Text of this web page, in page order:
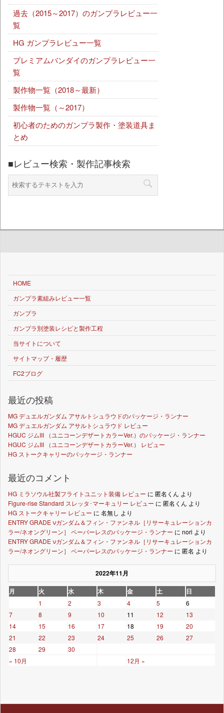
過去（2015～2017）のガンプラレビュー一
覧
HG ガンプラレビュー一覧
プレミアムバンダイのガンプラレビュー一
覧
製作物一覧（2018～最新）
製作物一覧（～2017）
初心者のためのガンプラ製作・塗装道具ま
とめ
■レビュー検索・製作記事検索
HOME
ガンプラ素組みレビュー一覧
ガンプラ
ガンプラ別塗装レシピと製作工程
当サイトについて
サイトマップ・履歴
FC2ブログ
最近の投稿
MG デュエルガンダム アサルトシュラウドのパッケージ・ランナー
MG デュエルガンダム アサルトシュラウド レビュー
HGUC ジムIII （ユニコーンデザートカラーVer.）のパッケージ・ランナー
HGUC ジムIII （ユニコーンデザートカラーVer.） レビュー
HG ストークキャリーのパッケージ・ランナー
最近のコメント
HG ミラソウル社製フライトユニット装備 レビュー に 匿名くん より
Figure-rise Standard スレッタ･マーキュリー レビュー に 匿名くん より
HG ストークキャリー レビュー に 名無し より
ENTRY GRADE νガンダム＆フィン・ファンネル［リサーキュレーションカ
ラー/ネオングリーン］ ペーパーレスのパッケージ・ランナー に nori より
ENTRY GRADE νガンダム＆フィン・ファンネル［リサーキュレーションカ
ラー/ネオングリーン］ ペーパーレスのパッケージ・ランナー に 匿名 より
2022年11月
月
火 水 木 金 土 日
« 10月 12月 »
1 2 3 4 5
6
7
8 9 10 11 12
13
14
15 16 17 18 19
20
21
22 23 24 25 26
27
28
29 30